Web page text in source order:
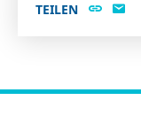
TEILEN